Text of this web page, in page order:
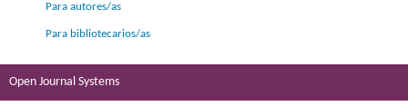
Para autores/as
Para bibliotecarios/as
Open Journal Systems